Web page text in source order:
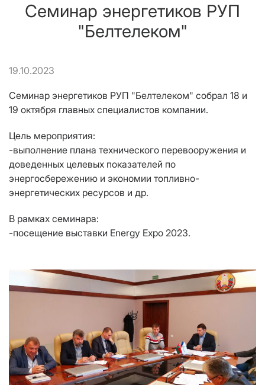
Семинар энергетиков РУП
"Белтелеком"
19.10.2023
Семинар энергетиков РУП "Белтелеком" собрал 18 и
19 октября главных специалистов компании.
Цель мероприятия:
-выполнение плана технического перевооружения и
доведенных целевых показателей по
энергосбережению и экономии топливно-
энергетических ресурсов и др.
В рамках семинара:
-посещение выставки Energy Expo 2023.